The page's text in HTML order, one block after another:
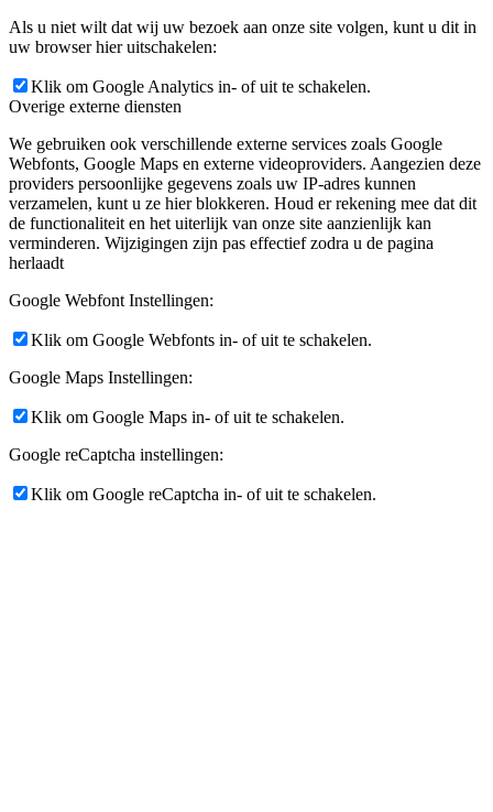
Als u niet wilt dat wij uw bezoek aan onze site volgen, kunt u dit in
uw browser hier uitschakelen:
Klik om Google Analytics in- of uit te schakelen.
Overige externe diensten
We gebruiken ook verschillende externe services zoals Google
Webfonts, Google Maps en externe videoproviders. Aangezien deze
providers persoonlijke gegevens zoals uw IP-adres kunnen
verzamelen, kunt u ze hier blokkeren. Houd er rekening mee dat dit
de functionaliteit en het uiterlijk van onze site aanzienlijk kan
verminderen. Wijzigingen zijn pas effectief zodra u de pagina
herlaadt
Google Webfont Instellingen:
Klik om Google Webfonts in- of uit te schakelen.
Google Maps Instellingen:
Klik om Google Maps in- of uit te schakelen.
Google reCaptcha instellingen:
Klik om Google reCaptcha in- of uit te schakelen.